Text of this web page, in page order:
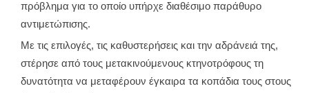
πρόβλημα για το οποίο υπήρχε διαθέσιμο παράθυρο
αντιμετώπισης.
Με τις επιλογές, τις καθυστερήσεις και την αδράνειά της,
στέρησε από τους μετακινούμενους κτηνοτρόφους τη
δυνατότητα να μεταφέρουν έγκαιρα τα κοπάδια τους στους